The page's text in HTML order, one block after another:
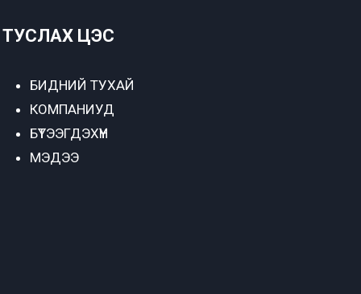
ТУСЛАХ ЦЭС
БИДНИЙ ТУХАЙ
КОМПАНИУД
БҮТЭЭГДЭХҮҮН
МЭДЭЭ